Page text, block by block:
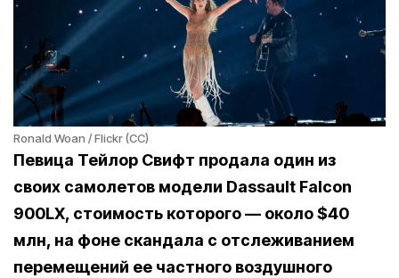
Ronald Woan / Flickr (CC)
Певица Тейлор Свифт продала один из
своих самолетов модели Dassault Falcon
900LX, стоимость которого — около $40
млн, на фоне скандала с отслеживанием
перемещений ее частного воздушного